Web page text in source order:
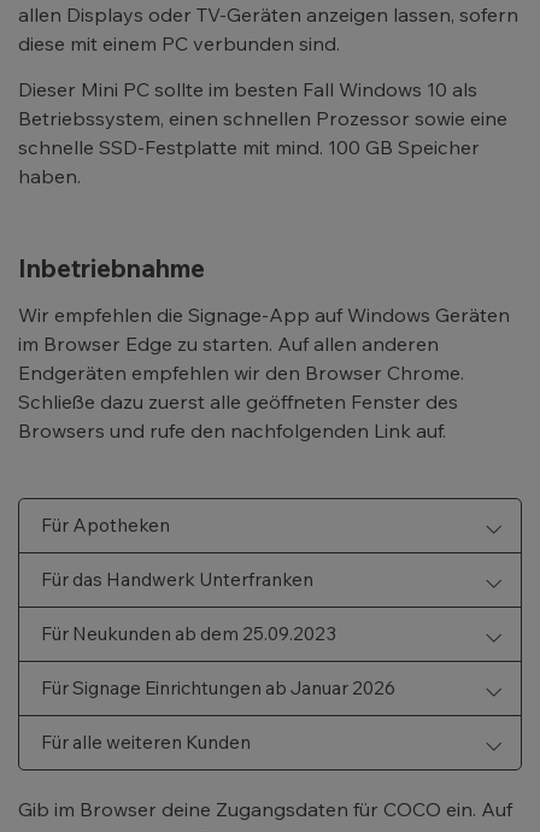
allen Displays oder TV-Geräten anzeigen lassen, sofern
diese mit einem PC verbunden sind.
Dieser Mini PC sollte im besten Fall Windows 10 als
Betriebssystem, einen schnellen Prozessor sowie eine
schnelle SSD-Festplatte mit mind. 100 GB Speicher
haben.
Inbetriebnahme
Wir empfehlen die Signage-App auf Windows Geräten
im Browser Edge zu starten. Auf allen anderen
Endgeräten empfehlen wir den Browser Chrome.
Schließe dazu zuerst alle geöffneten Fenster des
Browsers und rufe den nachfolgenden Link auf.
Für Apotheken
Für das Handwerk Unterfranken
Für Neukunden ab dem 25.09.2023
Für Signage Einrichtungen ab Januar 2026
Für alle weiteren Kunden
Gib im Browser deine Zugangsdaten für COCO ein. Auf